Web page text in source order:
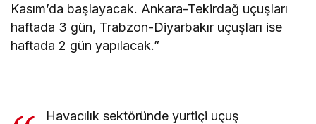
Kasım’da başlayacak. Ankara-Tekirdağ uçuşları
haftada 3 gün, Trabzon-Diyarbakır uçuşları ise
haftada 2 gün yapılacak.”
Havacılık sektöründe yurtiçi uçuş